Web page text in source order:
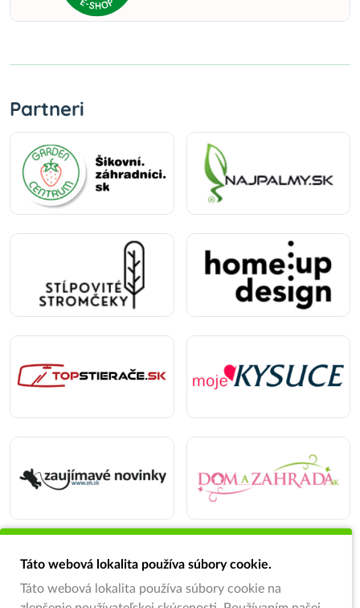
Partneri
Táto webová lokalita používa súbory cookie.
Táto webová lokalita používa súbory cookie na